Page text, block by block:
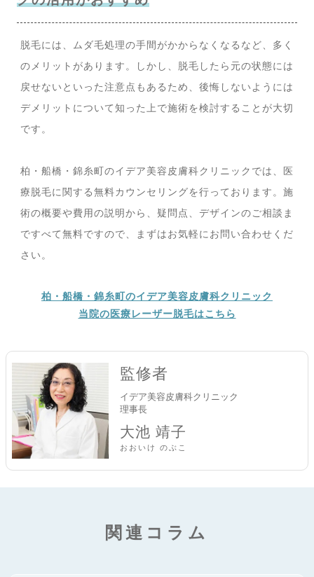
脱毛には、ムダ毛処理の手間がかからなくなるなど、多く
のメリットがあります。しかし、脱毛したら元の状態には
戻せないといった注意点もあるため、後悔しないようには
デメリットについて知った上で施術を検討することが大切
です。
柏・船橋・錦糸町のイデア美容皮膚科クリニックでは、医
療脱毛に関する無料カウンセリングを行っております。施
術の概要や費用の説明から、疑問点、デザインのご相談ま
ですべて無料ですので、まずはお気軽にお問い合わせくだ
さい。
柏・船橋・錦糸町のイデア美容皮膚科クリニック
当院の医療レーザー脱毛はこちら
監修者
イデア美容皮膚科クリニック
理事長
大池 靖子
おおいけ のぶこ
関連コラム